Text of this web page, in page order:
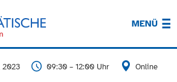
MENÜ
2023 09:30 – 12:00 Uhr Online